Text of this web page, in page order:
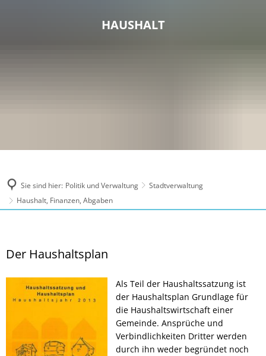
HAUSHALT
Sie sind hier: Politik und Verwaltung
Stadtverwaltung
Haushalt, Finanzen, Abgaben
Haushalt,
Finanzen,
Abgaben
Der Haushaltsplan
Als Teil der Haushaltssatzung ist
der Haushaltsplan Grundlage für
die Haushaltswirtschaft einer
Gemeinde. Ansprüche und
Verbindlichkeiten Dritter werden
durch ihn weder begründet noch